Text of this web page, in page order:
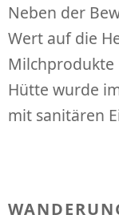
Neben der
Wert auf die
Milchprodukte
Hütte wurde
mit sanitären